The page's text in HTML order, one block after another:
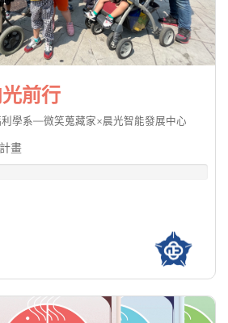
前行
學系—微笑蒐藏家×晨光智能發展中心
畫